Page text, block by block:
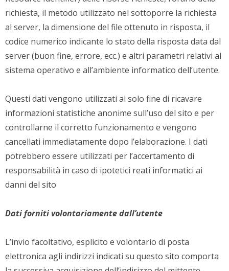
richiesta, il metodo utilizzato nel sottoporre la richiesta
al server, la dimensione del file ottenuto in risposta, il
codice numerico indicante lo stato della risposta data dal
server (buon fine, errore, ecc.) e altri parametri relativi al
sistema operativo e all’ambiente informatico dell’utente.
Questi dati vengono utilizzati al solo fine di ricavare
informazioni statistiche anonime sull’uso del sito e per
controllarne il corretto funzionamento e vengono
cancellati immediatamente dopo l’elaborazione. I dati
potrebbero essere utilizzati per l’accertamento di
responsabilità in caso di ipotetici reati informatici ai
danni del sito
Dati forniti volontariamente dall’utente
L’invio facoltativo, esplicito e volontario di posta
elettronica agli indirizzi indicati su questo sito comporta